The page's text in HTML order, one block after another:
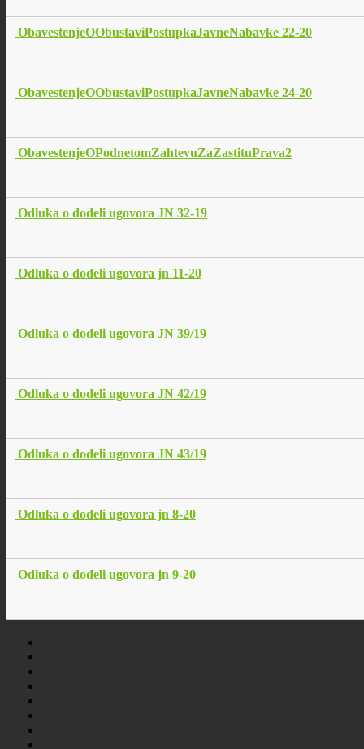
ObavestenjeOObustaviPostupkaJavneNabavke 22-20
ObavestenjeOObustaviPostupkaJavneNabavke 24-20
ObavestenjeOPodnetomZahtevuZaZastituPrava2
Odluka o dodeli ugovora JN 32-19
Odluka o dodeli ugovora jn 11-20
Odluka o dodeli ugovora JN 39/19
Odluka o dodeli ugovora JN 42/19
Odluka o dodeli ugovora JN 43/19
Odluka o dodeli ugovora jn 8-20
Odluka o dodeli ugovora jn 9-20